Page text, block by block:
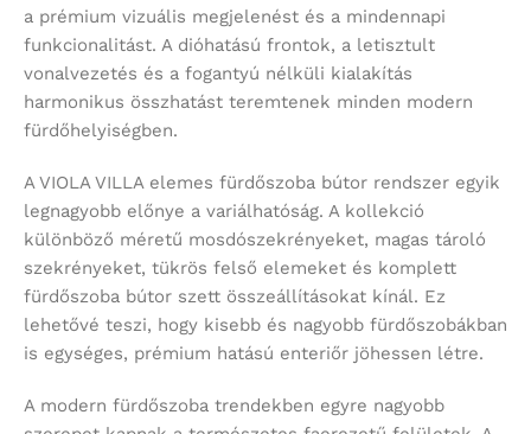
a prémium vizuális megjelenést és a mindennapi
funkcionalitást. A dióhatású frontok, a letisztult
vonalvezetés és a fogantyú nélküli kialakítás
harmonikus összhatást teremtenek minden modern
fürdőhelyiségben.
A VIOLA VILLA elemes fürdőszoba bútor rendszer egyik
legnagyobb előnye a variálhatóság. A kollekció
különböző méretű mosdószekrényeket, magas tároló
szekrényeket, tükrös felső elemeket és komplett
fürdőszoba bútor szett összeállításokat kínál. Ez
lehetővé teszi, hogy kisebb és nagyobb fürdőszobákban
is egységes, prémium hatású enteriőr jöhessen létre.
A modern fürdőszoba trendekben egyre nagyobb